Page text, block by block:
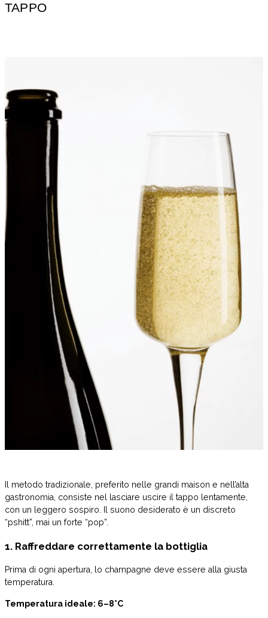
TAPPO
Il metodo tradizionale, preferito nelle grandi maison e nell’alta
gastronomia, consiste nel lasciare uscire il tappo lentamente,
con un leggero sospiro. Il suono desiderato è un discreto
“pshitt”, mai un forte “pop”.
1. Raffreddare correttamente la bottiglia
Prima di ogni apertura, lo champagne deve essere alla giusta
temperatura.
Temperatura ideale: 6–8°C